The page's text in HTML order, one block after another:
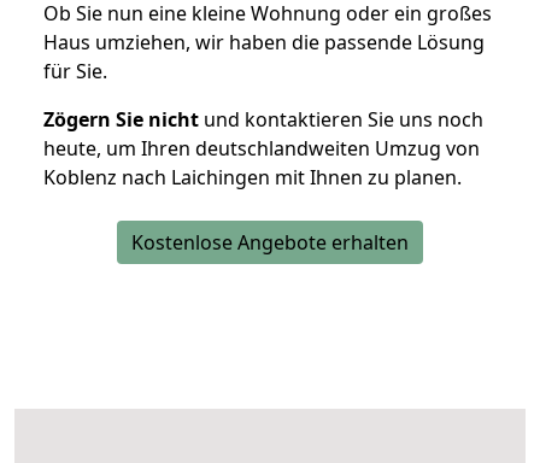
Ob Sie nun eine kleine Wohnung oder ein großes
Haus umziehen, wir haben die passende Lösung
für Sie.
Zögern Sie nicht und kontaktieren Sie uns noch
heute, um Ihren deutschlandweiten Umzug von
Koblenz nach Laichingen mit Ihnen zu planen.
Kostenlose Angebote erhalten